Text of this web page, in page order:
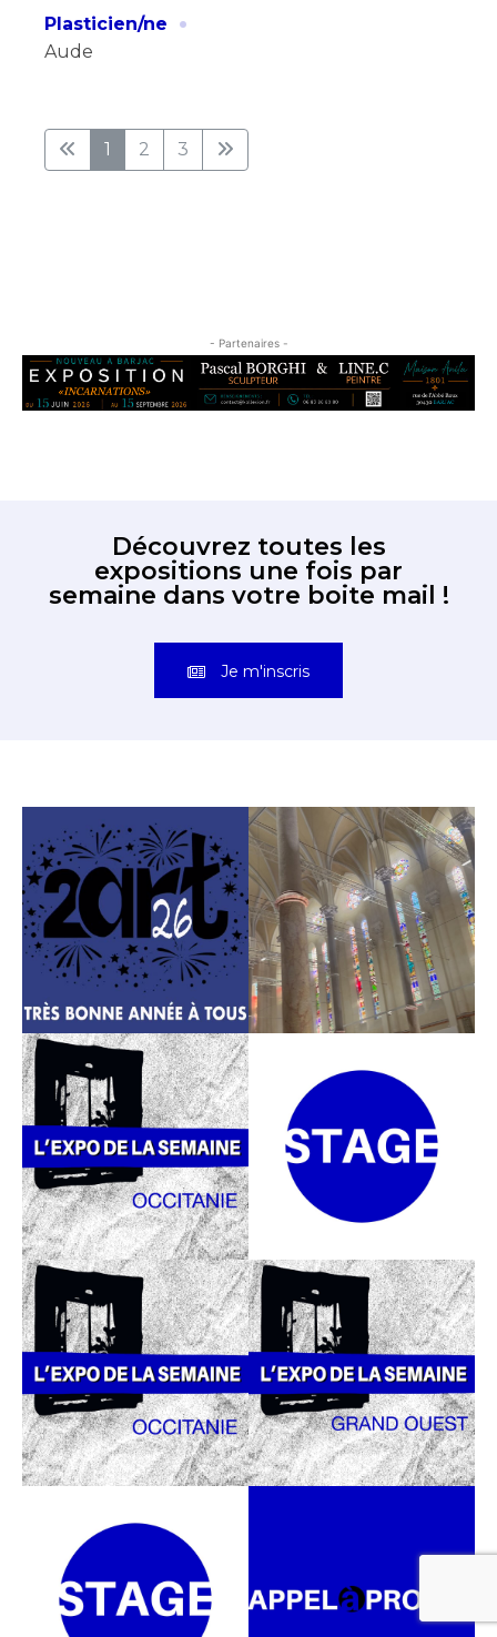
Plasticien/ne
·
Aude
1 2 3
- Partenaires -
Découvrez toutes les
expositions une fois par
semaine dans votre boite mail !
Je m'inscris